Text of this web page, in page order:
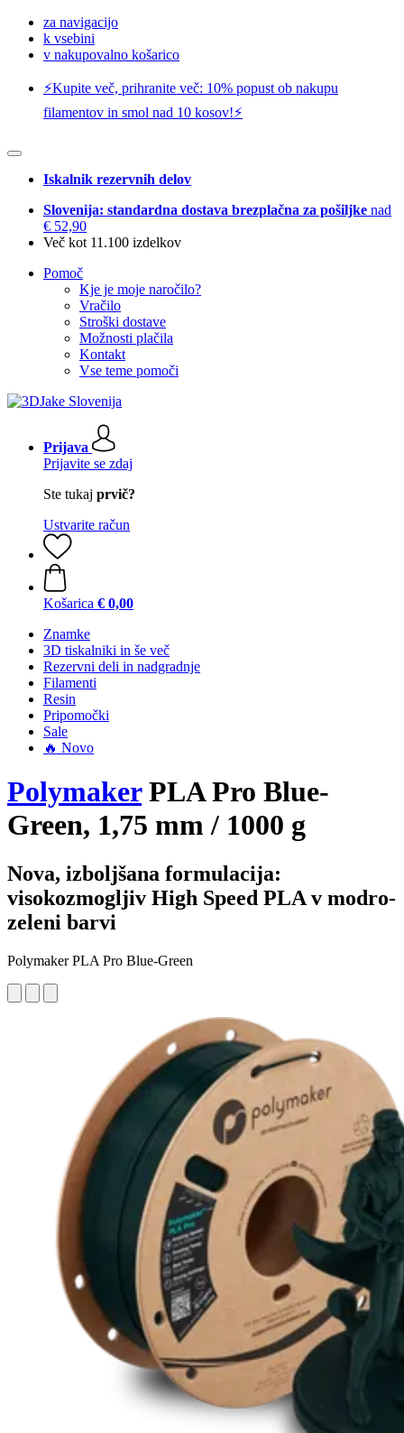
za navigacijo
k vsebini
v nakupovalno košarico
⚡️Kupite več, prihranite več: 10% popust ob nakupu
filamentov in smol nad 10 kosov!⚡️
Iskalnik rezervnih delov
Slovenija: standardna dostava brezplačna za pošiljke nad
€ 52,90
Več kot 11.100 izdelkov
Pomoč
Kje je moje naročilo?
Vračilo
Stroški dostave
Možnosti plačila
Kontakt
Vse teme pomoči
Prijava
Prijavite se zdaj
Ste tukaj prvič?
Ustvarite račun
Košarica € 0,00
Znamke
3D tiskalniki in še več
Rezervni deli in nadgradnje
Filamenti
Resin
Pripomočki
Sale
🔥 Novo
PolymakerPLA Pro Blue-
Green, 1,75 mm / 1000 g
Nova, izboljšana formulacija:
visokozmogljiv High Speed PLA v modro-
zeleni barvi
Polymaker PLA Pro Blue-Green